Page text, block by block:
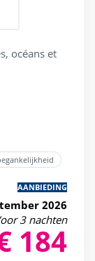
océans et
AANBIEDING
2026
3 nachten
184